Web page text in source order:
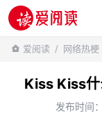
百科知识
爱阅读 / 网络热梗
Kiss Kiss什
发布时间